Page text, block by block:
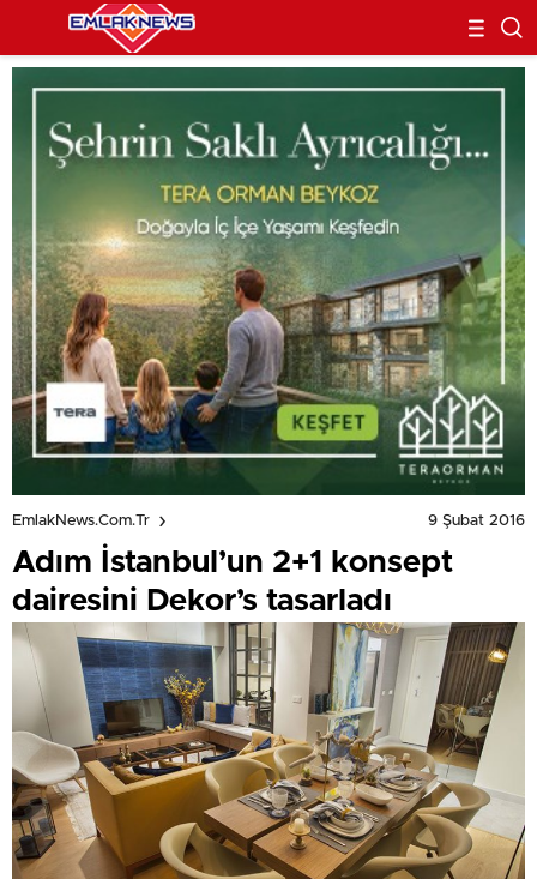
EmlakNews.com.tr 9 Şubat 2016
Adım İstanbul’un 2+1 konsept
dairesini Dekor’s tasarladı